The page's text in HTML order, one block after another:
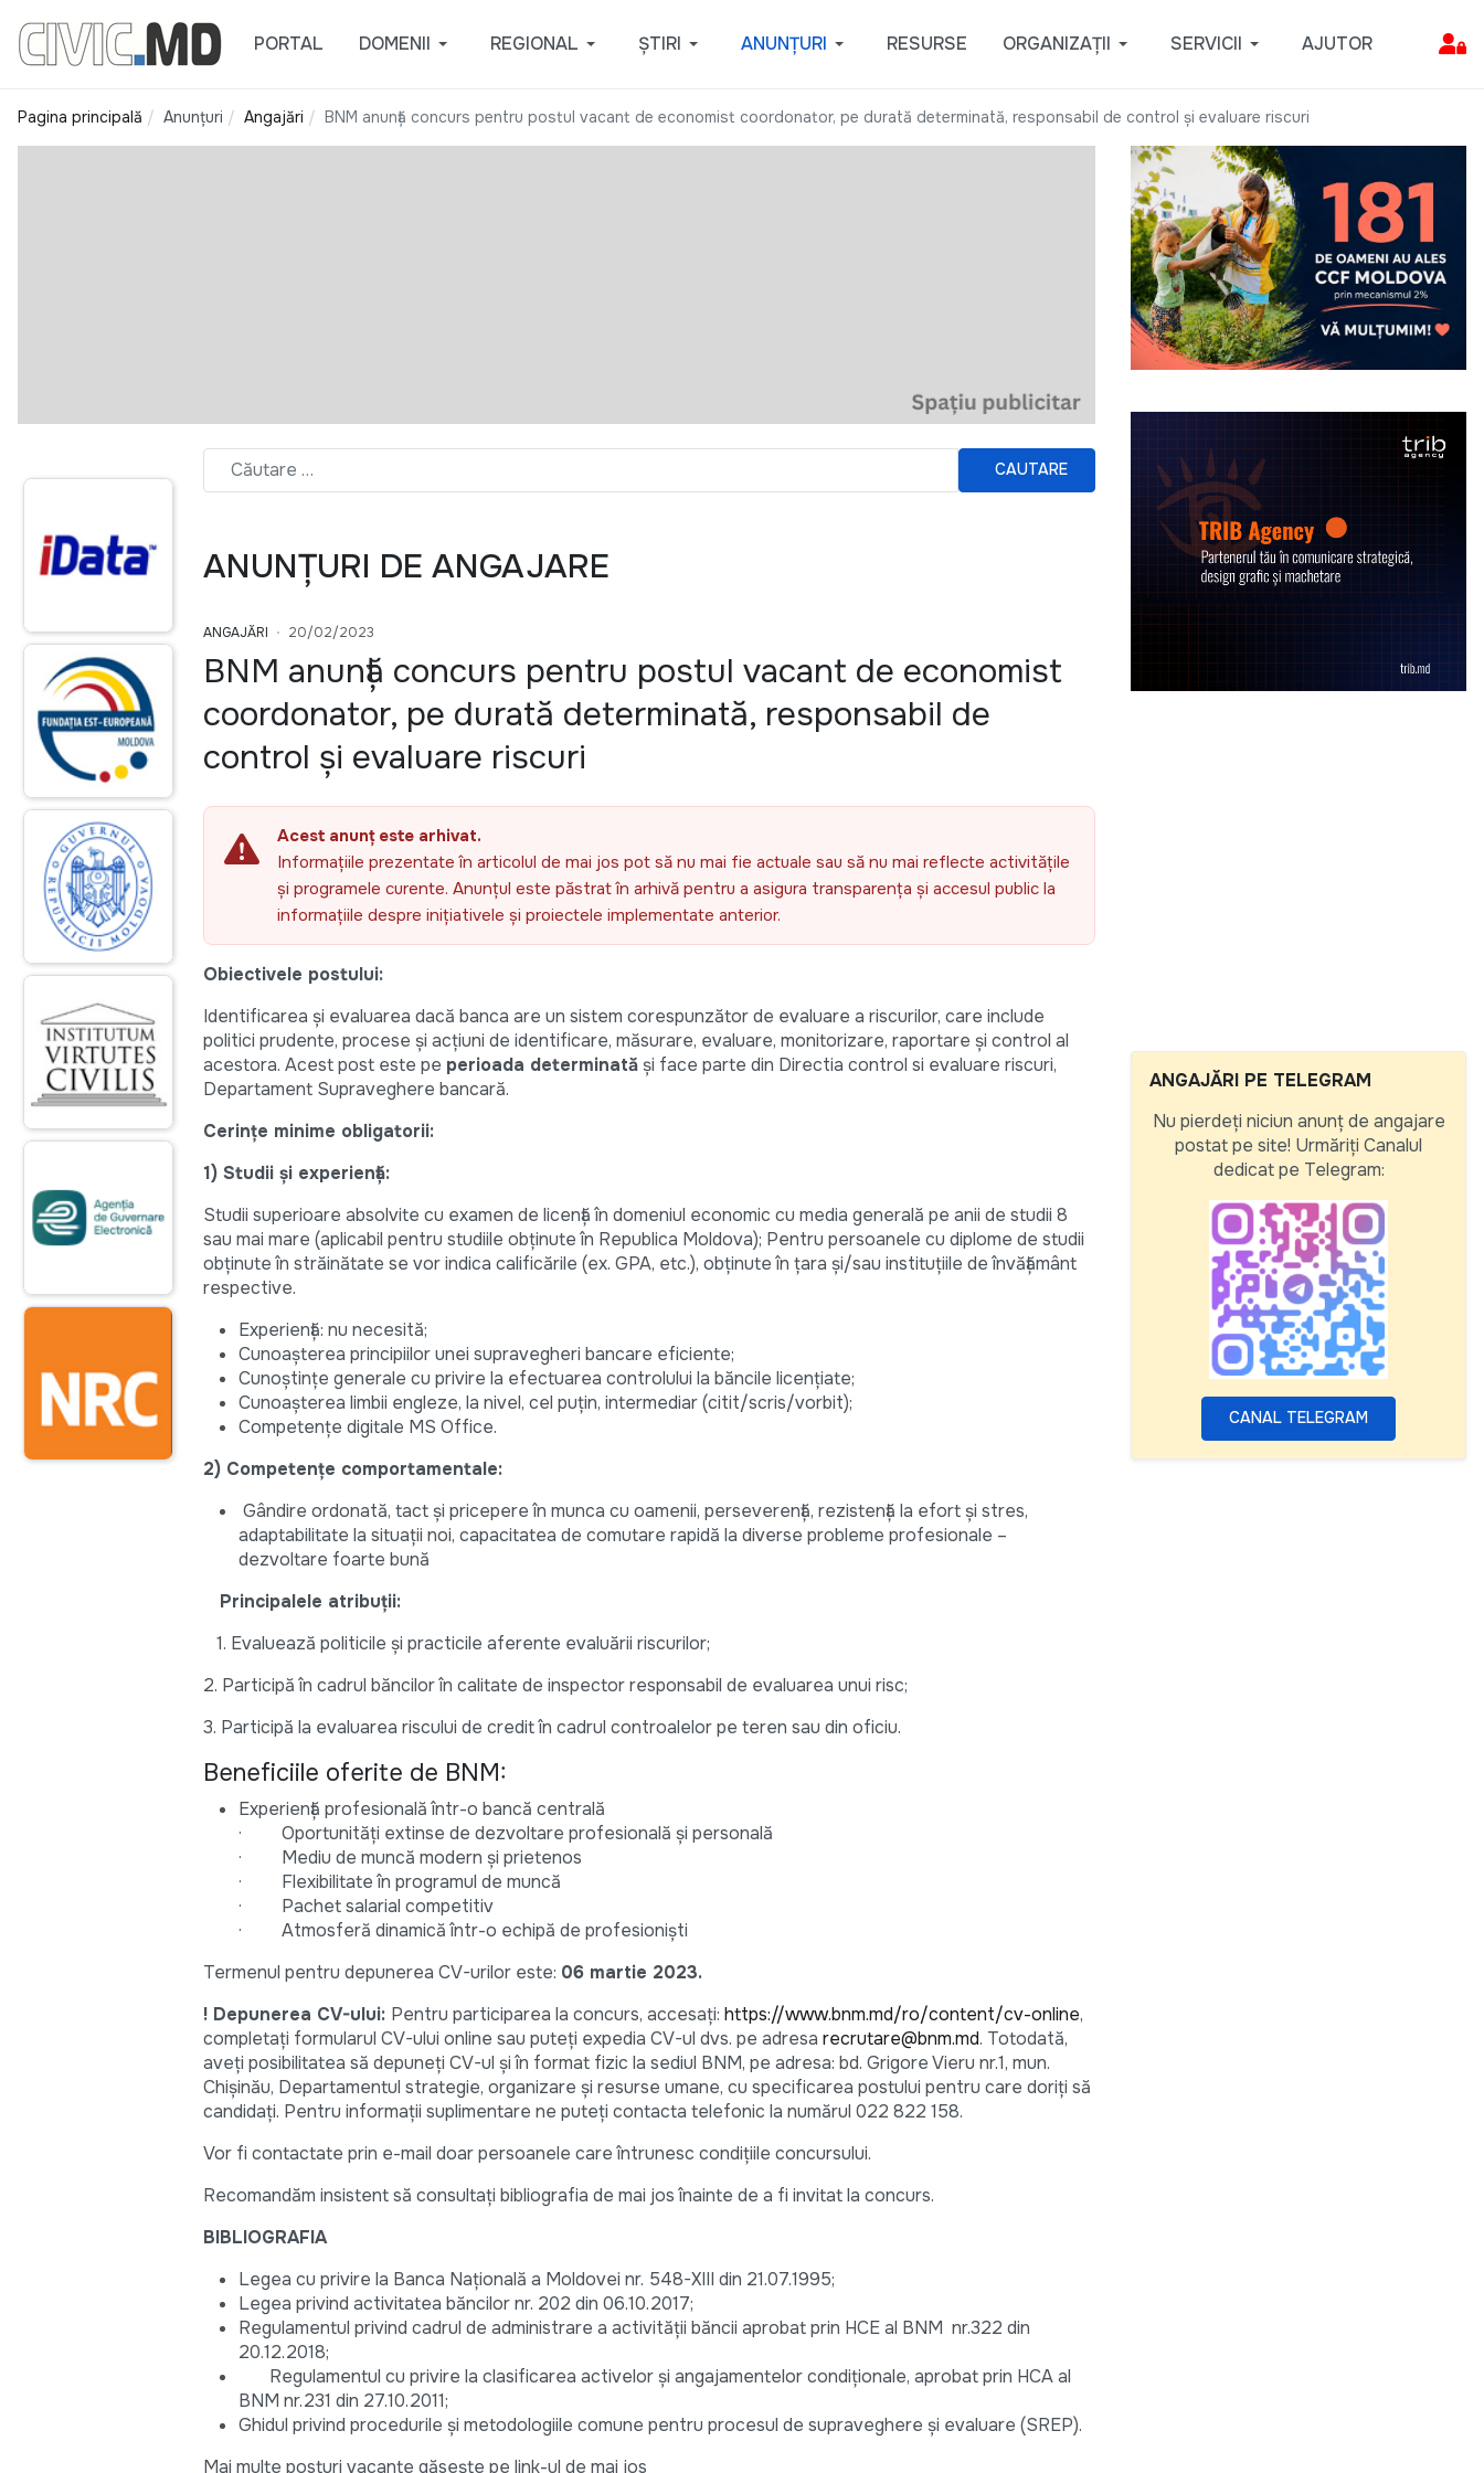
PORTAL DOMENII REGIONAL ȘTIRI ANUNȚURI RESURSE ORGANIZAȚII SERVICII AJUTOR
Pagina principală Anunțuri Angajări BNM anunță concurs pentru postul vacant de economist coordonator, pe durată determinată, responsabil de control și evaluare riscuri
CAUTARE
ANUNȚURI DE ANGAJARE
ANGAJĂRI 20/02/2023
BNM anunță concurs pentru postul vacant de economist
coordonator, pe durată determinată, responsabil de
control și evaluare riscuri
Acest anunț este arhivat.
Informațiile prezentate în articolul de mai jos pot să nu mai fie actuale sau să nu mai reflecte activitățile
și programele curente. Anunțul este păstrat în arhivă pentru a asigura transparența și accesul public la
informațiile despre inițiativele și proiectele implementate anterior.
Obiectivele postului:
Identificarea și evaluarea dacă banca are un sistem corespunzător de evaluare a riscurilor, care include
politici prudente, procese și acțiuni de identificare, măsurare, evaluare, monitorizare, raportare și control al
acestora. Acest post este pe perioada determinată și face parte din Directia control si evaluare riscuri,
Departament Supraveghere bancară.
Cerințe minime obligatorii:
1) Studii și experiență:
Studii superioare absolvite cu examen de licență în domeniul economic cu media generală pe anii de studii 8
sau mai mare (aplicabil pentru studiile obținute în Republica Moldova); Pentru persoanele cu diplome de studii
obținute în străinătate se vor indica calificările (ex. GPA, etc.), obținute în țara și/sau instituțiile de învățământ
respective.
Experiență: nu necesită;
Cunoașterea principiilor unei supravegheri bancare eficiente;
Cunoștințe generale cu privire la efectuarea controlului la băncile licențiate;
Cunoașterea limbii engleze, la nivel, cel puțin, intermediar (citit/scris/vorbit);
Competențe digitale MS Office.
2) Competențe comportamentale:
Gândire ordonată, tact și pricepere în munca cu oamenii, perseverență, rezistență la efort și stres,
adaptabilitate la situații noi, capacitatea de comutare rapidă la diverse probleme profesionale –
dezvoltare foarte bună
Principalele atribuții:
1. Evaluează politicile și practicile aferente evaluării riscurilor;
2. Participă în cadrul băncilor în calitate de inspector responsabil de evaluarea unui risc;
3. Participă la evaluarea riscului de credit în cadrul controalelor pe teren sau din oficiu.
Beneficiile oferite de BNM:
Experiență profesională într-o bancă centrală
· Oportunități extinse de dezvoltare profesională și personală
· Mediu de muncă modern și prietenos
· Flexibilitate în programul de muncă
· Pachet salarial competitiv
· Atmosferă dinamică într-o echipă de profesioniști
Termenul pentru depunerea CV-urilor este: 06 martie 2023.
! Depunerea CV-ului: Pentru participarea la concurs, accesaţi: https://www.bnm.md/ro/content/cv-online,
completaţi formularul CV-ului online sau puteţi expedia CV-ul dvs. pe adresa recrutare@bnm.md. Totodată,
aveți posibilitatea să depuneți CV-ul și în format fizic la sediul BNM, pe adresa: bd. Grigore Vieru nr.1, mun.
Chişinău, Departamentul strategie, organizare şi resurse umane, cu specificarea postului pentru care doriţi să
candidaţi. Pentru informații suplimentare ne puteți contacta telefonic la numărul 022 822 158.
Vor fi contactate prin e-mail doar persoanele care întrunesc condiţiile concursului.
Recomandăm insistent să consultaţi bibliografia de mai jos înainte de a fi invitat la concurs.
BIBLIOGRAFIA
Legea cu privire la Banca Națională a Moldovei nr. 548-XIII din 21.07.1995;
Legea privind activitatea băncilor nr. 202 din 06.10.2017;
Regulamentul privind cadrul de administrare a activității băncii aprobat prin HCE al BNM nr.322 din
20.12.2018;
Regulamentul cu privire la clasificarea activelor și angajamentelor condiționale, aprobat prin HCA al
BNM nr.231 din 27.10.2011;
Ghidul privind procedurile și metodologiile comune pentru procesul de supraveghere și evaluare (SREP).
Mai multe posturi vacante găsește pe link-ul de mai jos
ANGAJĂRI PE TELEGRAM
Nu pierdeți niciun anunț de angajare
postat pe site! Urmăriți Canalul
dedicat pe Telegram:
CANAL TELEGRAM